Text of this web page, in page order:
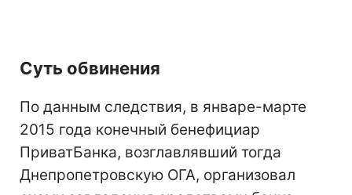
Суть обвинения
По данным следствия, в январе-марте
2015 года конечный бенефициар
ПриватБанка, возглавлявший тогда
Днепропетровскую ОГА, организовал